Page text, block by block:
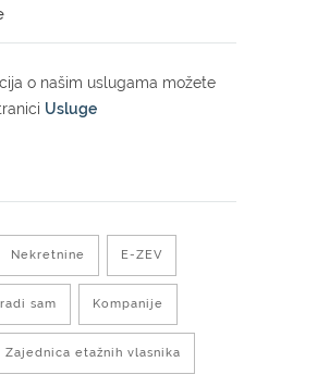
o našim uslugama možete
Usluge
Nekretnine E-ZEV
sam Kompanije
Zajednica etažnih vlasnika